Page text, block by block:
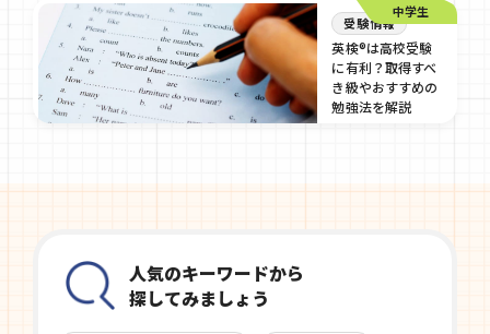
2026/07/17
中学生
受験情報
英検®は高校受験
に有利？取得すべ
き級やおすすめの
勉強法を解説
人気のキーワードから
探してみましょう